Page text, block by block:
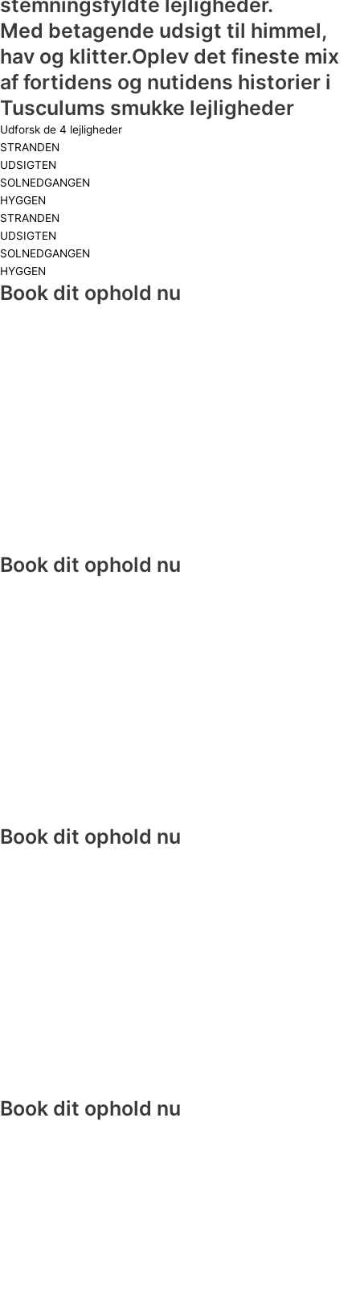
stemningsfyldte lejligheder.
Med betagende udsigt til himmel,
hav og klitter.Oplev det fineste mix
af fortidens og nutidens historier i
Tusculums smukke lejligheder
Udforsk de 4 lejligheder
STRANDEN
UDSIGTEN
SOLNEDGANGEN
HYGGEN
STRANDEN
UDSIGTEN
SOLNEDGANGEN
HYGGEN
Book dit ophold nu
Book dit ophold nu
Book dit ophold nu
Book dit ophold nu